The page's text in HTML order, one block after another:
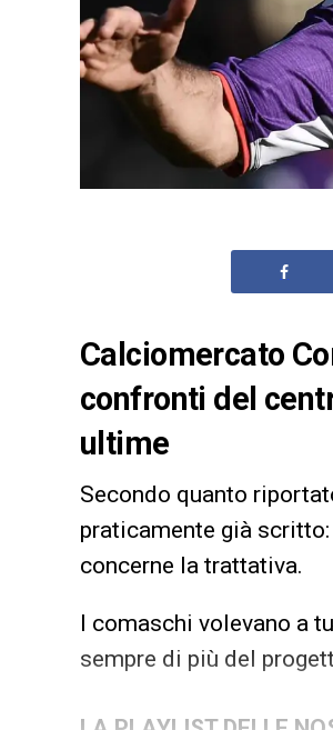
Calciomercato
confronti del
ultime
Secondo quanto
praticamente già
concerne la trattativa.
I comaschi volevano a
sempre di più del